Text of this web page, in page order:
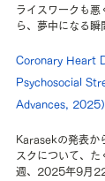
ライスワークも悪
ら、夢中になる瞬
Coronary Heart
Psychosocial
Advances, 2025）
Karasekの発表か
スクについて、
週、2025年9月